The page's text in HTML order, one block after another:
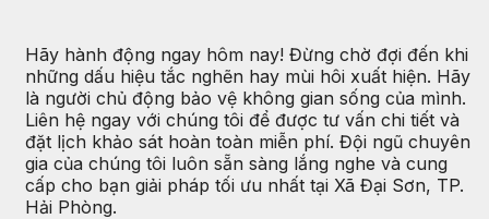
Hãy hành động ngay hôm nay! Đừng chờ đợi đến khi
những dấu hiệu tắc nghẽn hay mùi hôi xuất hiện. Hãy
là người chủ động bảo vệ không gian sống của mình.
Liên hệ ngay với chúng tôi để được tư vấn chi tiết và
đặt lịch khảo sát hoàn toàn miễn phí. Đội ngũ chuyên
gia của chúng tôi luôn sẵn sàng lắng nghe và cung
cấp cho bạn giải pháp tối ưu nhất tại Xã Đại Sơn, TP.
Hải Phòng.